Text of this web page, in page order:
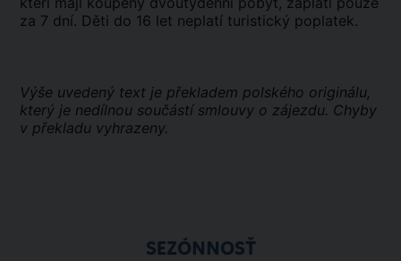
za 7 dní. Děti do 16 let neplatí turistický poplatek.
Výše uvedený text je překladem polského originálu,
který je nedílnou součástí smlouvy o zájezdu. Chyby
v překladu vyhrazeny.
SEZÓNNOSŤ